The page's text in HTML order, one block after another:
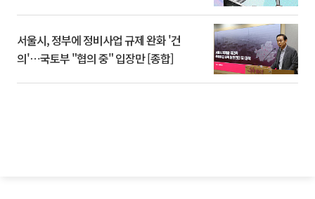
서울시, 정부에 정비사업 규제 완화 '건
의'⋯국토부 "협의 중" 입장만 [종합]